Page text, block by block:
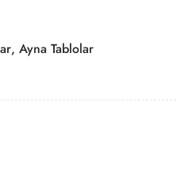
, Ayna Tablolar